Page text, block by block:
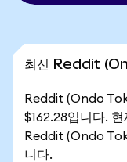
최신 Reddit
Reddit (Ondo
$162.28입니다.
Reddit (Ondo
니다.